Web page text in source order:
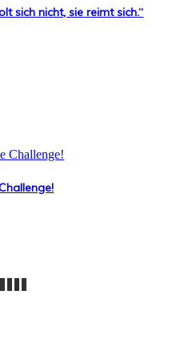
sich nicht, sie reimt sich.“